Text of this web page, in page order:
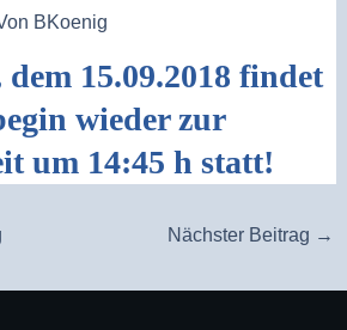
BKoenig
dem 15.09.2018 findet
wieder zur
um 14:45 h statt!
Nächster Beitrag →